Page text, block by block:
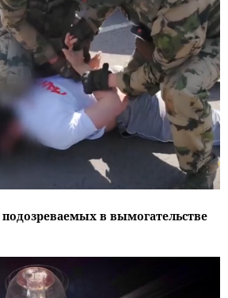
в вымогательстве